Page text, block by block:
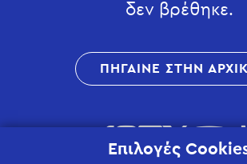
δεν βρέθηκε.
ΠΗΓΑΙΝΕ ΣΤΗΝ
Επιλογές